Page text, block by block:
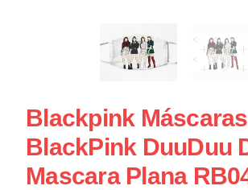
Blackpink
BlackPink DuuDuu
Mascara Plana